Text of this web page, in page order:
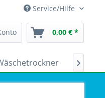
Service/Hilfe
0,00 € *
